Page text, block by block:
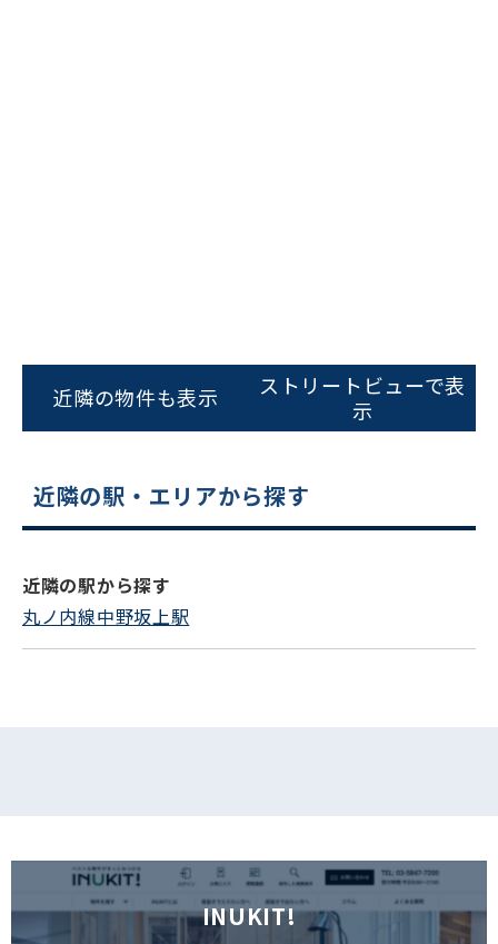
0120-620-213
電話でお問い合わせ
近隣の物件も表示
ストリートビューで表
示
近隣の駅・エリアから探す
近隣の駅から探す
丸ノ内線中野坂上駅
INUKIT!